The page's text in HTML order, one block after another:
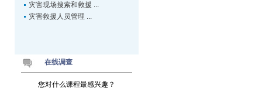
灾害现场搜索和救援 ...
灾害救援人员管理 ...
在线调查
您对什么课程最感兴趣？